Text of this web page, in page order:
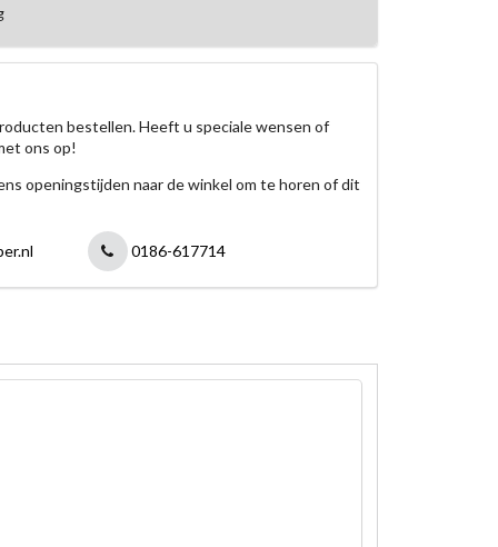
bestellen. Heeft u speciale wensen of
ons op!
openingstijden naar de winkel om te horen of dit
0186-617714